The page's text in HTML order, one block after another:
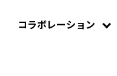
コラボレーション